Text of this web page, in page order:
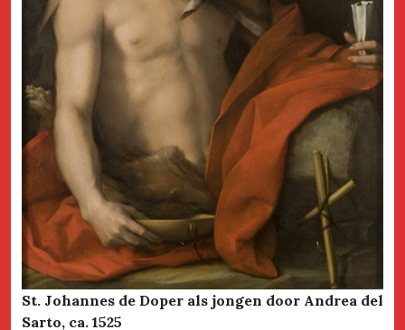
St. Johannes de Doper als jongen door Andrea del
Sarto, ca. 1525